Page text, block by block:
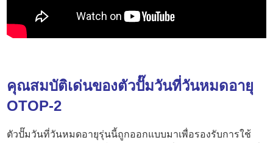
คุณสมบัติเด่นของตัวปั๊มวันที่วันหมดอายุ
OTOP-2
ตัวปั๊มวันที่วันหมดอายุรุ่นนี้ถูกออกแบบมาเพื่อรองรับการใช้